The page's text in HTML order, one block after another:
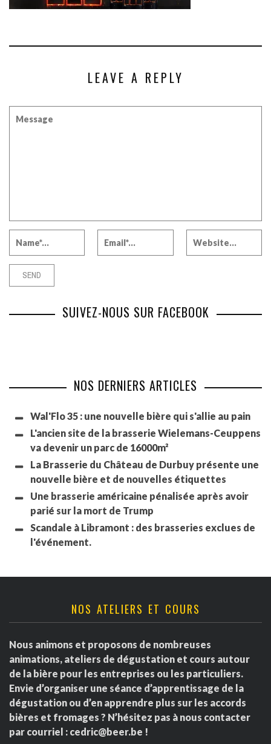
LEAVE A REPLY
SUIVEZ-NOUS SUR FACEBOOK
NOS DERNIERS ARTICLES
Wal'Flo 35 : une nouvelle bière qui s'allie au pain
L'ancien site de la brasserie Wielemans-Ceuppens
va devenir un parc de 16000m²
La Brasserie du Château de Durbuy présente une
nouvelle bière et de nouvelles étiquettes
Une brasserie américaine pénalisée après avoir
parié sur la mort de Trump
Scandale à Libramont : des brasseries exclues de
l'événement.
NOS ATELIERS ET COURS
Nous animons et proposons de nombreuses
animations, ateliers de dégustation et cours autour
de la bière pour les entreprises ou les particuliers.
Envie d’organiser une séance d’apprentissage de la
dégustation ou d’en apprendre plus sur les accords
bières et fromages ? N’hésitez pas à nous contacter
par courriel : cedric@beer.be !